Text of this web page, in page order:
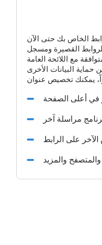
مع اللائحة العامة
في أعلى الصفحة
مراسلة آخر
على الرابط
والمزيد